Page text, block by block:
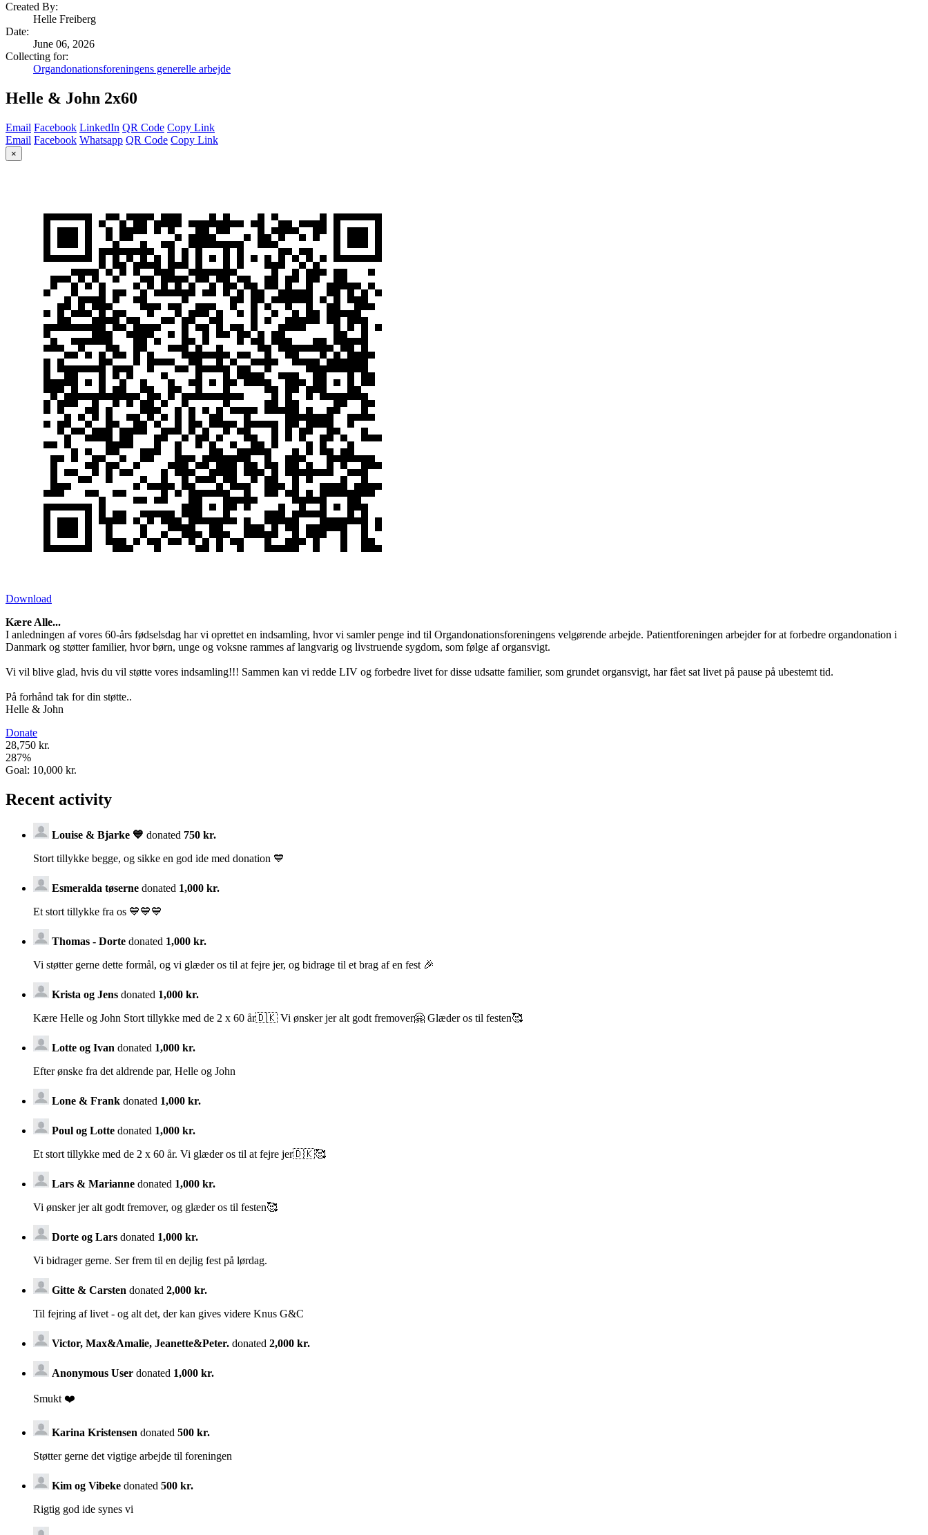
Created By:
Helle Freiberg
Date:
June 06, 2026
Collecting for:
Organdonationsforeningens generelle arbejde
Helle & John 2x60
Email Facebook LinkedIn QR Code Copy Link
Email Facebook Whatsapp QR Code Copy Link
×
Download
Kære Alle...
I anledningen af vores 60-års fødselsdag har vi oprettet en indsamling, hvor vi samler penge ind til Organdonationsforeningens velgørende arbejde. Patientforeningen arbejder for at forbedre organdonation i
Danmark og støtter familier, hvor børn, unge og voksne rammes af langvarig og livstruende sygdom, som følge af organsvigt.
Vi vil blive glad, hvis du vil støtte vores indsamling!!! Sammen kan vi redde LIV og forbedre livet for disse udsatte familier, som grundet organsvigt, har fået sat livet på pause på ubestemt tid.
På forhånd tak for din støtte..
Helle & John
Donate
28,750 kr.
287%
Goal: 10,000 kr.
Recent activity
Louise & Bjarke 💙 donated 750 kr.
Stort tillykke begge, og sikke en god ide med donation 💙
Esmeralda tøserne donated 1,000 kr.
Et stort tillykke fra os 💙💙💙
Thomas - Dorte donated 1,000 kr.
Vi støtter gerne dette formål, og vi glæder os til at fejre jer, og bidrage til et brag af en fest 🎉
Krista og Jens donated 1,000 kr.
Kære Helle og John Stort tillykke med de 2 x 60 år🇩🇰 Vi ønsker jer alt godt fremover🤗 Glæder os til festen🥰
Lotte og Ivan donated 1,000 kr.
Efter ønske fra det aldrende par, Helle og John
Lone & Frank donated 1,000 kr.
Poul og Lotte donated 1,000 kr.
Et stort tillykke med de 2 x 60 år. Vi glæder os til at fejre jer🇩🇰🥰
Lars & Marianne donated 1,000 kr.
Vi ønsker jer alt godt fremover, og glæder os til festen🥰
Dorte og Lars donated 1,000 kr.
Vi bidrager gerne. Ser frem til en dejlig fest på lørdag.
Gitte & Carsten donated 2,000 kr.
Til fejring af livet - og alt det, der kan gives videre Knus G&C
Victor, Max&Amalie, Jeanette&Peter. donated 2,000 kr.
Anonymous User donated 1,000 kr.
Smukt ❤️
Karina Kristensen donated 500 kr.
Støtter gerne det vigtige arbejde til foreningen
Kim og Vibeke donated 500 kr.
Rigtig god ide synes vi